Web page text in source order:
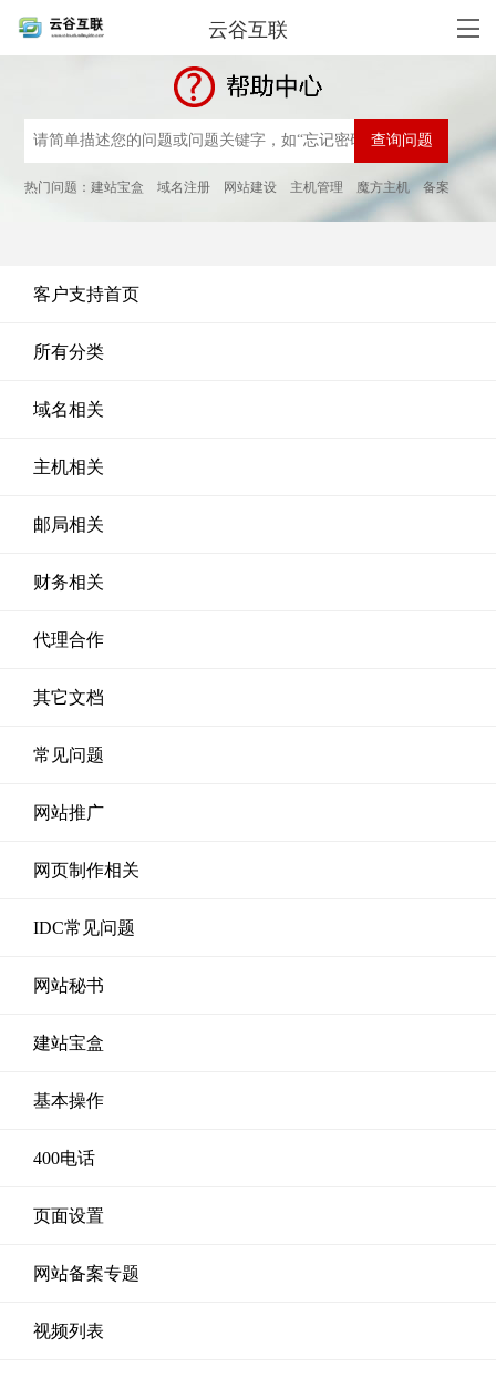
云谷互联
热门问题：建站宝盒 域名注册 网站建设 主机管理 魔方主机 备案
客户支持首页
所有分类
域名相关
主机相关
邮局相关
财务相关
代理合作
其它文档
常见问题
网站推广
网页制作相关
IDC常见问题
网站秘书
建站宝盒
基本操作
400电话
页面设置
网站备案专题
视频列表